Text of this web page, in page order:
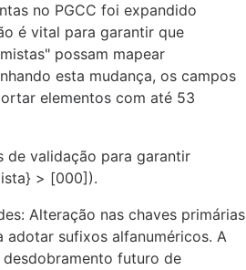
no PGCC foi expandido
é vital para garantir que
possam mapear
esta mudança, os campos
elementos com até 53
de validação para garantir
> [000]).
Alteração nas chaves primárias
adotar sufixos alfanuméricos. A
futuro de